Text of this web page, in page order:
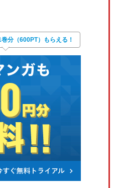
分（600PT）もらえる ！